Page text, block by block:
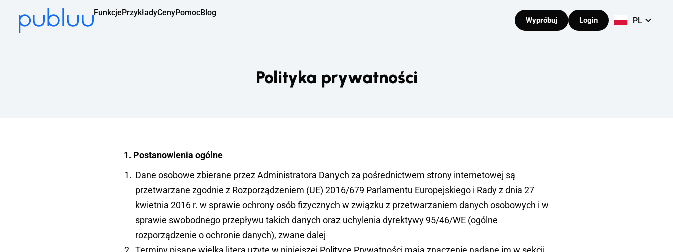
FunkcjePrzykładyCenyPomocBlog
Wypróbuj Login PL
Polityka prywatności
1. Postanowienia ogólne
Dane osobowe zbierane przez Administratora Danych za pośrednictwem strony internetowej są
przetwarzane zgodnie z Rozporządzeniem (UE) 2016/679 Parlamentu Europejskiego i Rady z dnia 27
kwietnia 2016 r. w sprawie ochrony osób fizycznych w związku z przetwarzaniem danych osobowych i w
sprawie swobodnego przepływu takich danych oraz uchylenia dyrektywy 95/46/WE (ogólne
rozporządzenie o ochronie danych), zwane dalej